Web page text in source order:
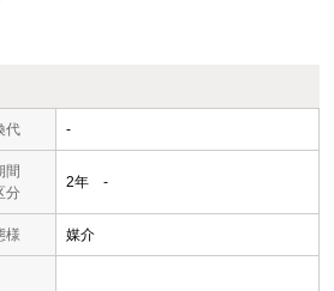
代 -
間
分
2年 -
様 媒介